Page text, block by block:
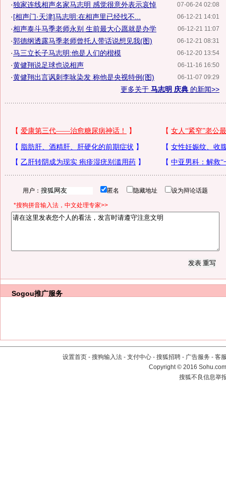
07-06-24 02:08
·独家连线相声名家马志明 感觉很意外表示哀悼
06-12-21 14:01
·[相声门·天津]马志明:在相声里已经找不...
06-12-21 11:07
·相声泰斗马季老师永别 生前最大心愿就是办学
06-12-21 08:31
·郭德纲透露马季老师曾托人带话说想见我(图)
06-12-20 13:54
·马三立长子马志明:他是人们的楷模
06-11-16 16:50
·黄健翔说足球也说相声
06-11-07 09:29
·黄健翔出言讽刺李咏染发 称他是央视特例(图)
更多关于 马志明 庆典 的新闻>>
用户： 匿名 隐藏地址 设为辩论话题
*搜狗拼音输入法，中文处理专家>>
Sogou推广服务
设置首页 - 搜狗输入法 - 支付中心 - 搜狐招聘 - 广告服务 - 客
Copyright©2016
搜狐不良信息举